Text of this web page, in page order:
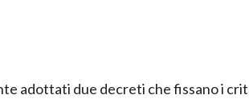
adottati due decreti che fissano i